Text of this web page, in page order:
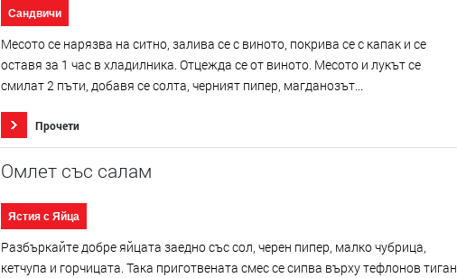
Сандвичи
Месото се нарязва на ситно, залива се с виното, покрива се с капак и се
оставя за 1 час в хладилника. Отцежда се от виното. Месото и лукът се
смилат 2 пъти, добавя се солта, черният пипер, магданозът...
Прочети
Омлет със салам
Ястия с Яйца
Разбъркайте добре яйцата заедно със сол, черен пипер, малко чубрица,
кетчупа и горчицата. Така приготвената смес се сипва върху тефлонов тиган